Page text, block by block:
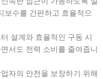
보수를 간편하고 효율적으
설계와 효율적인 구동 시
서도 전력 소비를 줄여줍니
자의 안전을 보장하기 위해